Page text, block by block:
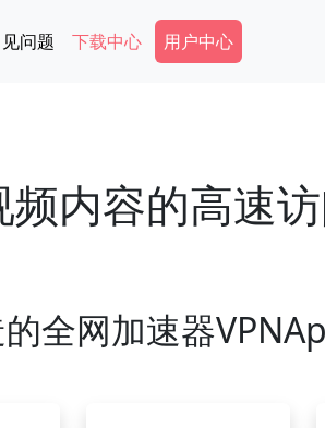
问题 下载中心 Secondary Menu
用户中心
内容的高速访
全网加速器